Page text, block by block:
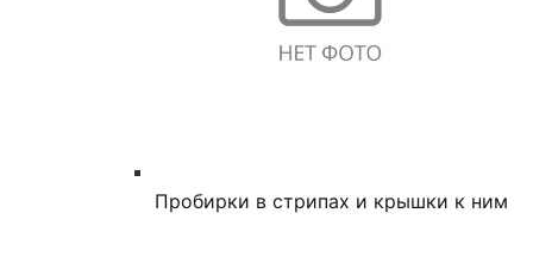
Пробирки в стрипах и крышки к ним